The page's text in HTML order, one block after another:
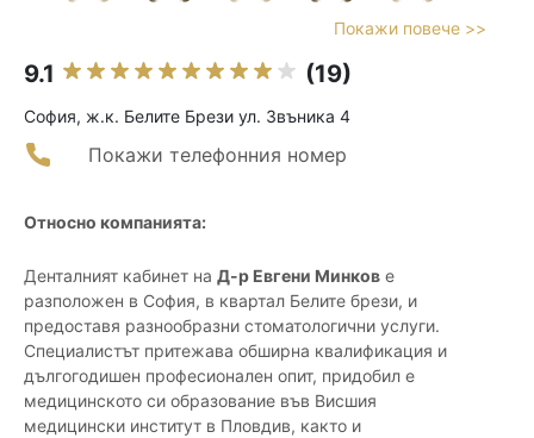
Покажи повече >>
9.1 (19)
София, ж.к. Белите Брези ул. Звъника 4
Покажи телефонния номер
Относно компанията:
Денталният кабинет на Д-р Евгени Минков е
разположен в София, в квартал Белите брези, и
предоставя разнообразни стоматологични услуги.
Специалистът притежава обширна квалификация и
дългогодишен професионален опит, придобил е
медицинското си образование във Висшия
медицински институт в Пловдив, както и